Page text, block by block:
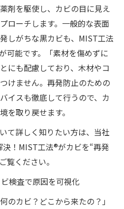
剤を駆使し、カビの目に見え
ローチします。一般的な表面
しがちな黒カビも、MIST工法
可能です。「素材を傷めずに
にも配慮しており、木材やコ
けません。再発防止のための
イスも徹底して行うので、カ
を取り戻せます。
て詳しく知りたい方は、当社
！MIST工法®がカビを“再発
覧ください。
検査で原因を可視化
のカビ？どこから来たの？」